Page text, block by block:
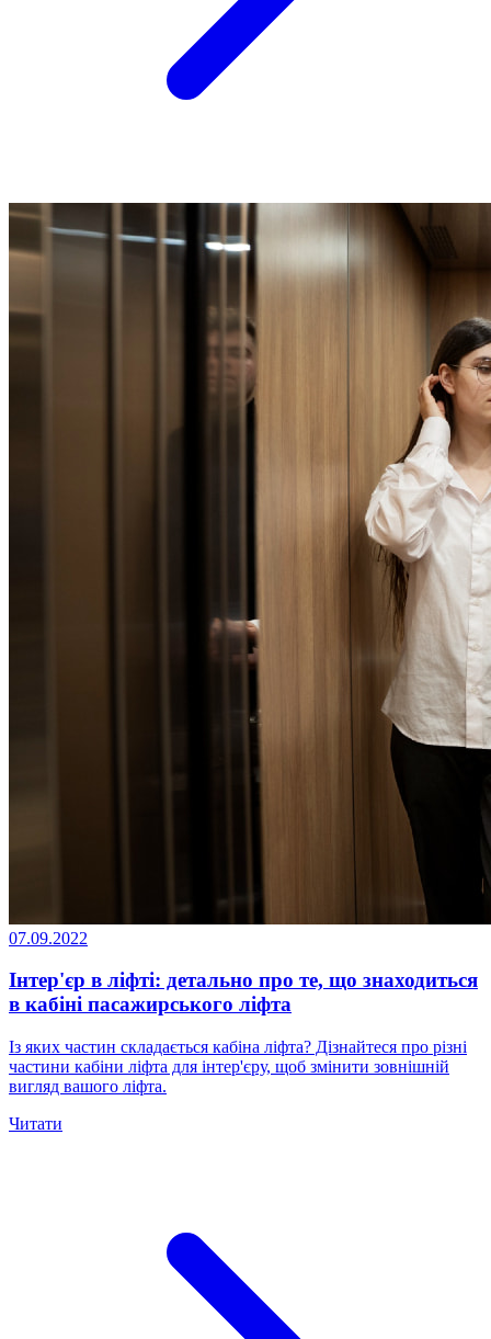
07.09.2022
Інтер'єр в ліфті: детально про те, що знаходиться
в кабіні пасажирського ліфта
Із яких частин складається кабіна ліфта? Дізнайтеся про різні
частини кабіни ліфта для інтер'єру, щоб змінити зовнішній
вигляд вашого ліфта.
Читати